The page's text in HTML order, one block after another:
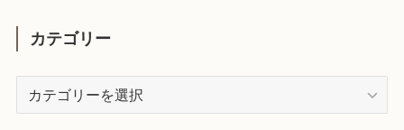
カテゴリー